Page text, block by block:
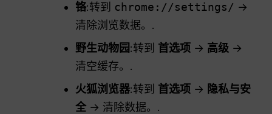
铬:转到 chrome://settings/ →
清除浏览数据。.
野生动物园:转到 首选项 → 高级 →
清空缓存。.
火狐浏览器:转到 首选项 → 隐私与安
全 → 清除数据。.